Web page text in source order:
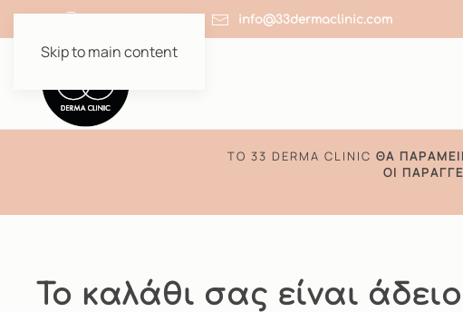
Skip to main content
info@33dermaclinic.com
TO 33 DERMA CLINIC ΘΑ
ΟΙ
Το καλάθι σας είναι